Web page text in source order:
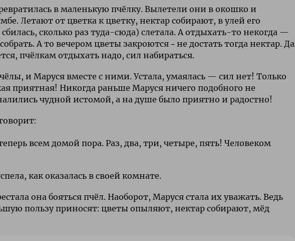
в маленькую пчёлку. Вылетели они в окошко и
Летают от цветка к цветку, нектар собирают, в улей его
сколько раз туда-сюда) слетала. А отдыхать-то некогда —
А то вечером цветы закроются – не достать тогда нектар. Да
пчёлкам отдыхать надо, сил набираться.
и Маруся вместе с ними. Устала, умаялась — сил нет! Только
приятная! Никогда раньше Маруся ничего подобного не
чудной истомой, а на душе было приятно и радостно!
всем домой пора. Раз, два, три, четыре, пять! Человеком
как оказалась в своей комнате.
она бояться пчёл. Наоборот, Маруся стала их уважать. Ведь
пользу приносят: цветы опыляют, нектар собирают, мёд